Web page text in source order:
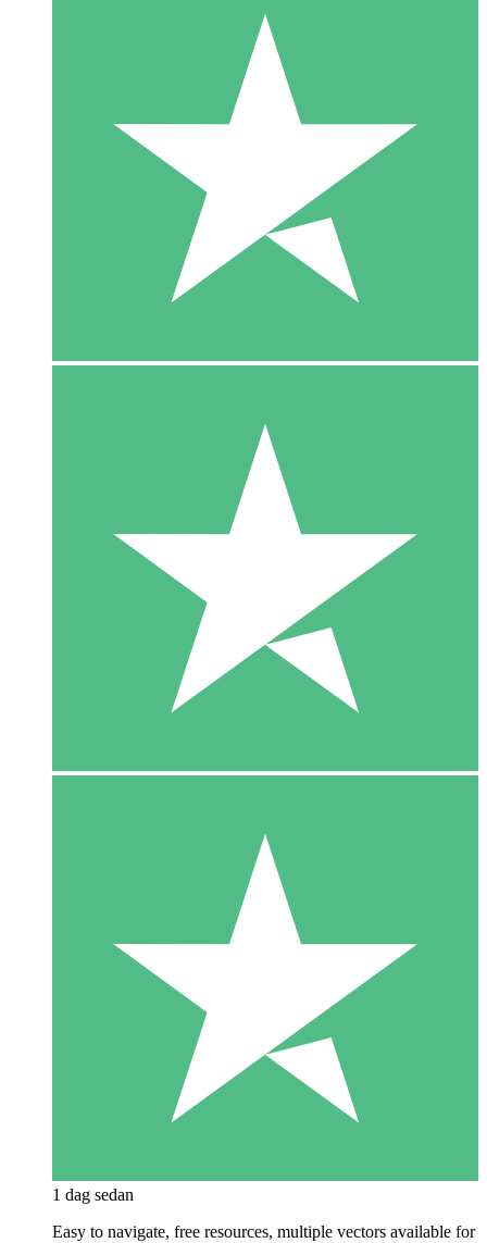
1 dag sedan
Easy to navigate, free resources, multiple vectors available for